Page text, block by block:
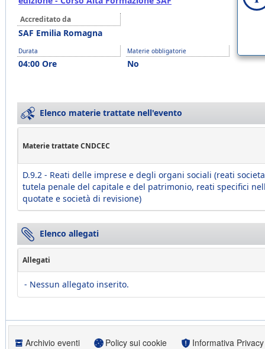
Accreditato da
SAF Emilia Romagna
Durata
04:00 Ore
Materie obbligatorie
No
Elenco materie trattate nell'evento
Materie trattate CNDCEC
D.9.2 - Reati delle imprese e degli organi sociali (reati
tutela penale del capitale e del patrimonio, reati specifici
quotate e società di revisione)
Elenco allegati
Allegati
- Nessun allegato inserito.
Archivio eventi Policy sui cookie Informativa Privacy